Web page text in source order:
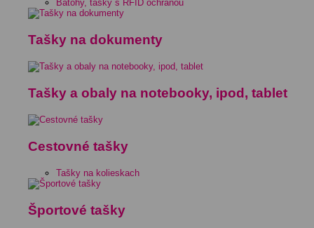
Batohy, tašky s RFID ochranou
Tašky na dokumenty
Tašky a obaly na notebooky, ipod, tablet
Cestovné tašky
Tašky na kolieskach
Športové tašky